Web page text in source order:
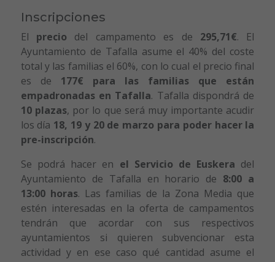
Inscripciones
El precio del campamento es de 295,71€. El
Ayuntamiento de Tafalla asume el 40% del coste
total y las familias el 60%, con lo cual el precio final
es de 177€ para las familias que están
empadronadas en Tafalla. Tafalla dispondrá de
10 plazas, por lo que será muy importante acudir
los día 18, 19 y 20 de marzo para poder hacer la
pre-inscripción.
Se podrá hacer en el Servicio de Euskera del
Ayuntamiento de Tafalla en horario de 8:00 a
13:00 horas. Las familias de la Zona Media que
estén interesadas en la oferta de campamentos
tendrán que acordar con sus respectivos
ayuntamientos si quieren subvencionar esta
actividad y en ese caso qué cantidad asume el